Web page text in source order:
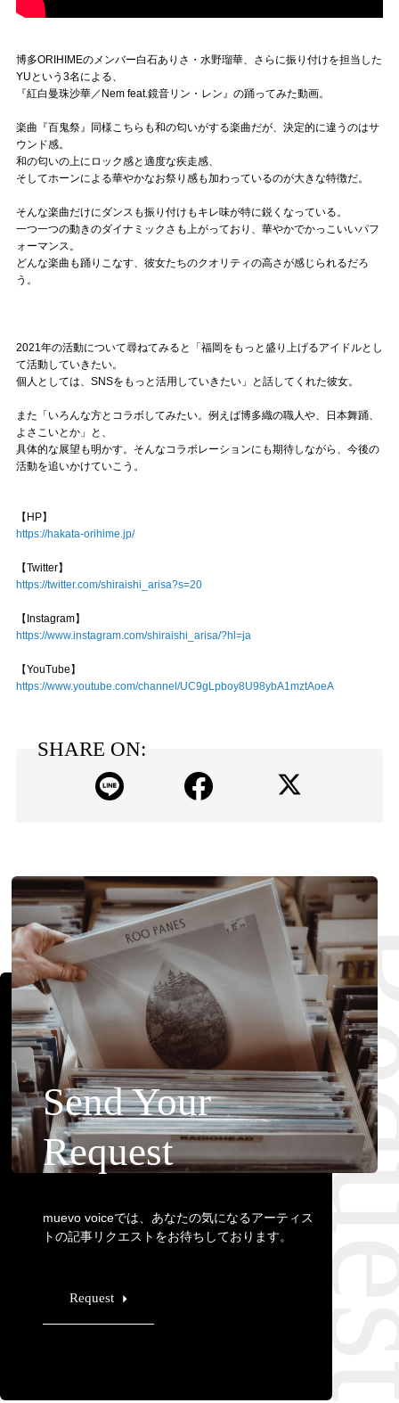
博多ORIHIMEのメンバー白石ありさ・水野瑠華、さらに振り付けを担当した
YUという3名による、
『紅白曼珠沙華／Nem feat.鏡音リン・レン』の踊ってみた動画。
楽曲『百鬼祭』同様こちらも和の匂いがする楽曲だが、決定的に違うのはサ
ウンド感。
和の匂いの上にロック感と適度な疾走感、
そしてホーンによる華やかなお祭り感も加わっているのが大きな特徴だ。
そんな楽曲だけにダンスも振り付けもキレ味が特に鋭くなっている。
一つ一つの動きのダイナミックさも上がっており、華やかでかっこいいパフ
ォーマンス。
どんな楽曲も踊りこなす、彼女たちのクオリティの高さが感じられるだろ
う。
2021年の活動について尋ねてみると「福岡をもっと盛り上げるアイドルとし
て活動していきたい。
個人としては、SNSをもっと活用していきたい」と話してくれた彼女。
また「いろんな方とコラボしてみたい。例えば博多織の職人や、日本舞踊、
よさこいとか」と、
具体的な展望も明かす。そんなコラボレーションにも期待しながら、今後の
活動を追いかけていこう。
【HP】
https://hakata-orihime.jp/
【Twitter】
https://twitter.com/shiraishi_arisa?s=20
【Instagram】
https://www.instagram.com/shiraishi_arisa/?hl=ja
【YouTube】
https://www.youtube.com/channel/UC9gLpboy8U98ybA1mztAoeA
SHARE ON:
Send Your
Request
muevo voiceでは、あなたの気になるアーティス
トの記事リクエストをお待ちしております。
Request